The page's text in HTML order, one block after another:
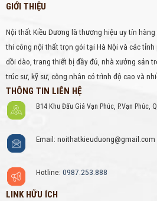
GIỚI THIỆU
Nội thất Kiều Dương là thương hiệu uy tín
thi công nội thất trọn gói tại Hà Nội và các
dồi dào, trang thiết bị đầy đủ, nhà xưởng sản
trúc sư, kỹ sư, công nhân có trình độ cao và
THÔNG TIN LIÊN HỆ
B14 Khu Đấu Giá Vạn Phúc, P.Vạn Phúc,
Email: noithatkieuduong@gmail.com
Hotline: 0987.253.888
LINK HỮU ÍCH